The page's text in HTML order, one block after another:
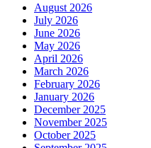
August 2026
July 2026
June 2026
May 2026
April 2026
March 2026
February 2026
January 2026
December 2025
November 2025
October 2025